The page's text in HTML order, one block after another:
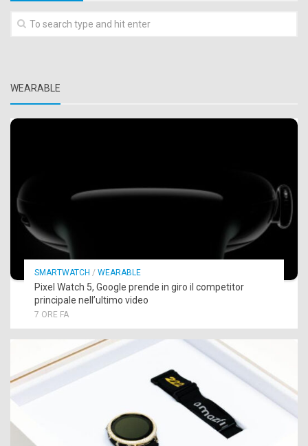
WEARABLE
SMARTWATCH / WEARABLE
Pixel Watch 5, Google prende in giro il competitor
principale nell’ultimo video
7 ORE FA